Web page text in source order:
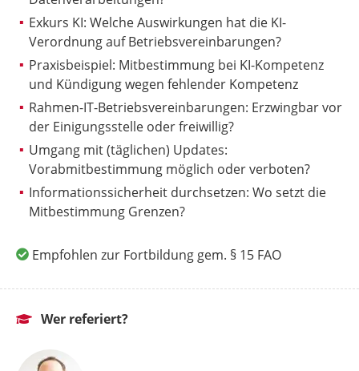
Exkurs KI: Welche Auswirkungen hat die KI-
Verordnung auf Betriebsvereinbarungen?
Praxisbeispiel: Mitbestimmung bei KI-Kompetenz
und Kündigung wegen fehlender Kompetenz
Rahmen-IT-Betriebsvereinbarungen: Erzwingbar vor
der Einigungsstelle oder freiwillig?
Umgang mit (täglichen) Updates:
Vorabmitbestimmung möglich oder verboten?
Informationssicherheit durchsetzen: Wo setzt die
Mitbestimmung Grenzen?
Empfohlen zur Fortbildung gem. § 15 FAO
Wer referiert?